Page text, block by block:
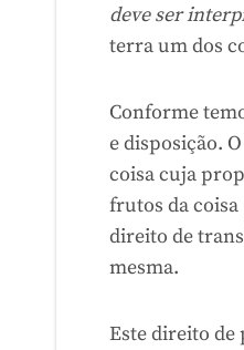
deve ser
terra um dos
Conforme
e disposição.
coisa cuja
frutos da
direito de
mesma.
Este direito de